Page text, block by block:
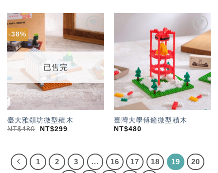
-38%
加入
「願
望輕
已售完
臺大雅頌坊微型積木
NT$480 NT$299
加入
望輕
單」
臺灣大學傅鐘微型積木
NT$480
1 2 3 ... 16 17 18 19
20